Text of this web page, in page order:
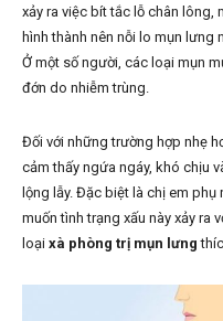
xảy ra việc bít tắc lỗ chân lông,
hình thành nên nỗi lo mụn lưng
Ở một số người, các loại mụn
đớn do nhiễm trùng.
Đối với những trường hợp nhẹ
cảm thấy ngứa ngáy, khó chịu
lộng lẫy. Đặc biệt là chị em
muốn tình trạng xấu này xảy ra
loại xà phòng trị mụn lưng